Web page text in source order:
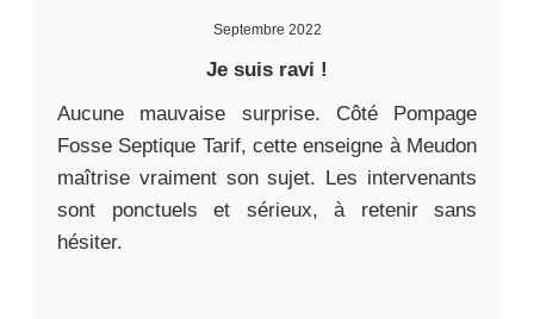
Septembre 2022
Je suis ravi !
Aucune mauvaise surprise. Côté Pompage
Fosse Septique Tarif, cette enseigne à Meudon
maîtrise vraiment son sujet. Les intervenants
sont ponctuels et sérieux, à retenir sans
hésiter.